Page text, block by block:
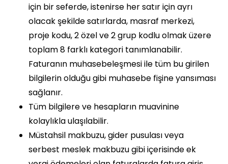
için bir seferde, istenirse her satır için ayrı
olacak şekilde satırlarda, masraf merkezi,
proje kodu, 2 özel ve 2 grup kodlu olmak üzere
toplam 8 farklı kategori tanımlanabilir.
Faturanın muhasebeleşmesi ile tüm bu girilen
bilgilerin olduğu gibi muhasebe fişine yansıması
sağlanır.
Tüm bilgilere ve hesapların muavinine
kolaylıkla ulaşılabilir.
Müstahsil makbuzu, gider pusulası veya
serbest meslek makbuzu gibi içerisinde ek